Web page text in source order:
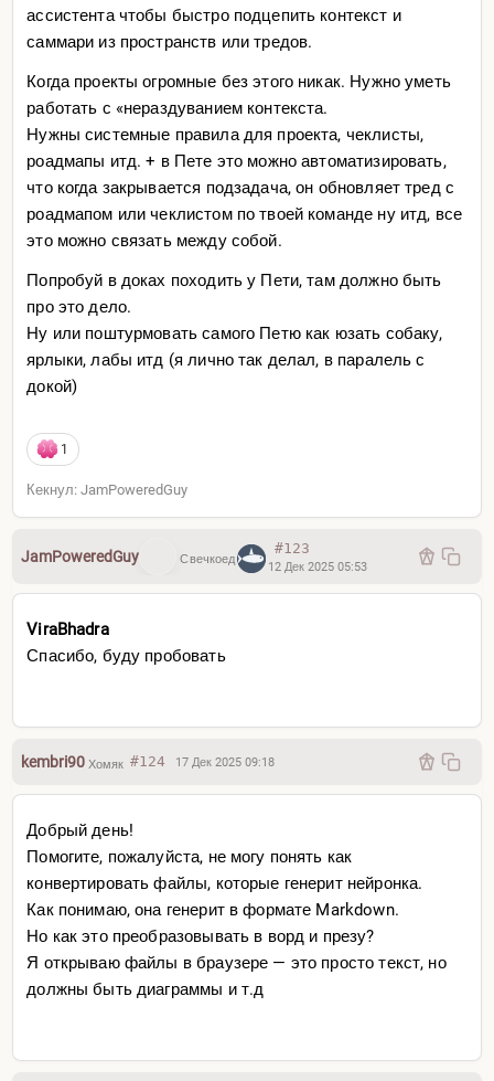
ассистента чтобы быстро подцепить контекст и
саммари из пространств или тредов.
Когда проекты огромные без этого никак. Нужно уметь
работать с «нераздуванием контекста.
Нужны системные правила для проекта, чеклисты,
роадмапы итд. + в Пете это можно автоматизировать,
что когда закрывается подзадача, он обновляет тред с
роадмапом или чеклистом по твоей команде ну итд, все
это можно связать между собой.
Попробуй в доках походить у Пети, там должно быть
про это дело.
Ну или поштурмовать самого Петю как юзать собаку,
ярлыки, лабы итд (я лично так делал, в паралель с
докой)
1
Кекнул: JamPoweredGuy
JamPoweredGuy Свечкоед
#123
12 Дек 2025 05:53
ViraBhadra
Спасибо, буду пробовать
kembri90Хомяк #124 17 Дек 2025 09:18
Добрый день!
Помогите, пожалуйста, не могу понять как
конвертировать файлы, которые генерит нейронка.
Как понимаю, она генерит в формате Markdown.
Но как это преобразовывать в ворд и презу?
Я открываю файлы в браузере — это просто текст, но
должны быть диаграммы и т.д